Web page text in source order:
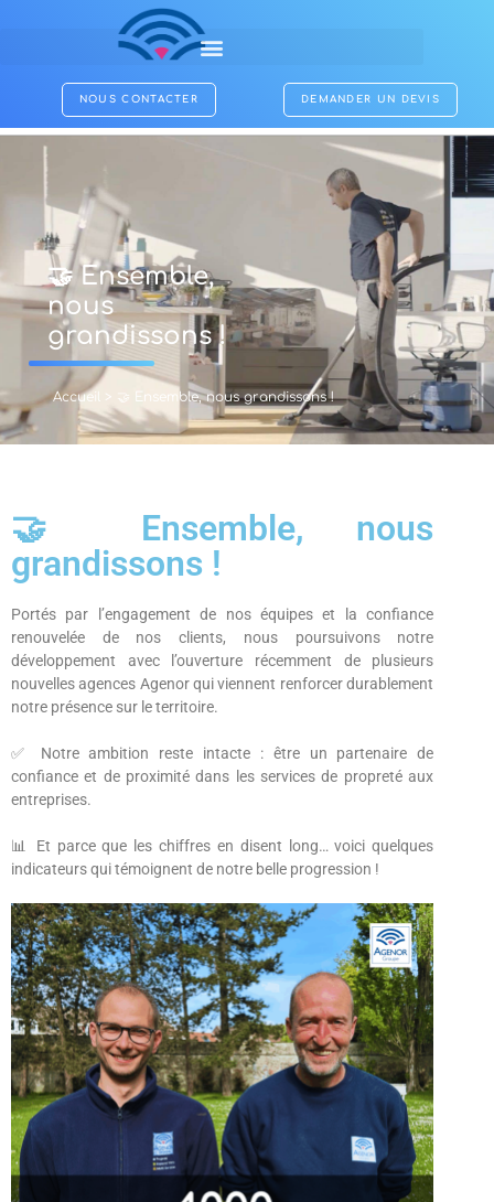
NOUS CONTACTER DEMANDER UN DEVIS
🤝 Ensemble,
nous
grandissons !
Accueil > 🤝 Ensemble, nous grandissons !
🤝 Ensemble, nous
grandissons !
Portés par l’engagement de nos équipes et la confiance
renouvelée de nos clients, nous poursuivons notre
développement avec l’ouverture récemment de plusieurs
nouvelles agences Agenor qui viennent renforcer durablement
notre présence sur le territoire.
✅ Notre ambition reste intacte : être un partenaire de
confiance et de proximité dans les services de propreté aux
entreprises.
📊 Et parce que les chiffres en disent long… voici quelques
indicateurs qui témoignent de notre belle progression !